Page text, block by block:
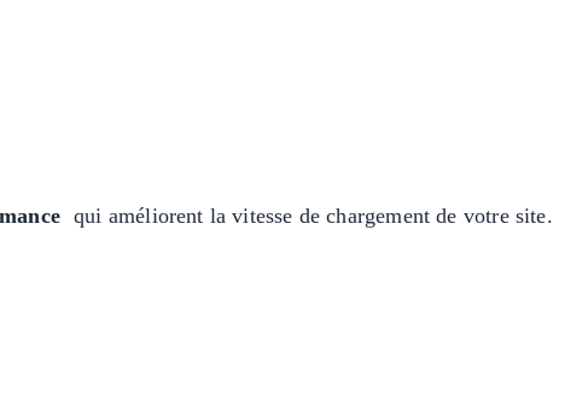
qui améliorent la vitesse de chargement de votre site.